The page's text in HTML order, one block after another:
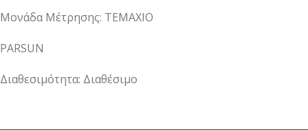
Μονάδα Μέτρησης: ΤΕΜΑΧΙΟ
PARSUN
Διαθεσιμότητα: Διαθέσιμο